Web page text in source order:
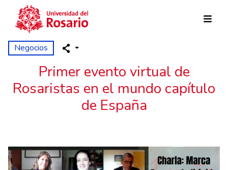
Pasar al contenido principal
Negocios
Primer evento virtual de
Rosaristas en el mundo capítulo
de España